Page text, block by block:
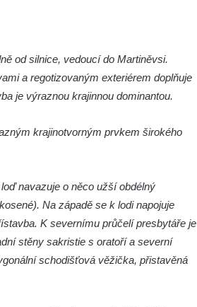
od silnice, vedoucí do Martiněvsi.
a regotizovaným exteriérem doplňuje
je výraznou krajinnou dominantou.
krajinotvorným prvkem širokého
navazuje o něco užší obdélný
Na západě se k lodi napojuje
K severnímu průčelí presbytáře je
stěny sakristie s oratoří a severní
schodišťová věžička, přistavěná